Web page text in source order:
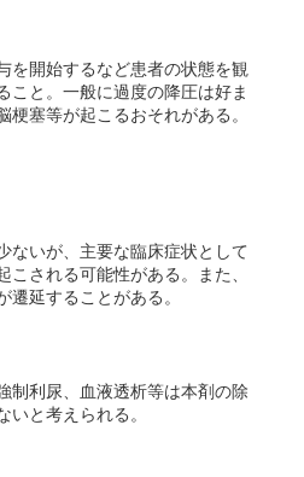
を開始するなど患者の状態を観
こと。一般に過度の降圧は好ま
梗塞等が起こるおそれがある。
ないが、主要な臨床症状として
こされる可能性がある。また、
遷延することがある。
制利尿、血液透析等は本剤の除
いと考えられる。